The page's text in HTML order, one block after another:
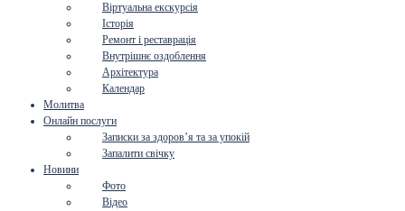
Віртуальна екскурсія
Історія
Ремонт і реставрація
Внутрішнє оздоблення
Архітектура
Календар
Молитва
Онлайн послуги
Записки за здоров’я та за упокій
Запалити свічку
Новини
Фото
Відео